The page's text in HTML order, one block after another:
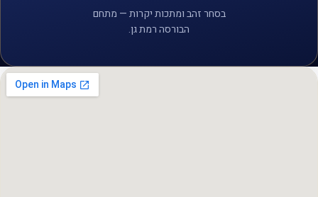
בסחר זהב ומתכות יקרות — מתחם
הבורסה רמת גן.